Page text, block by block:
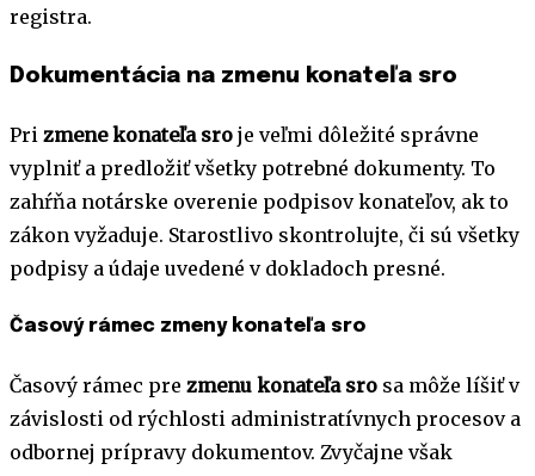
registra.
Dokumentácia na zmenu konateľa sro
Pri zmene konateľa sro je veľmi dôležité správne
vyplniť a predložiť všetky potrebné dokumenty. To
zahŕňa notárske overenie podpisov konateľov, ak to
zákon vyžaduje. Starostlivo skontrolujte, či sú všetky
podpisy a údaje uvedené v dokladoch presné.
Časový rámec zmeny konateľa sro
Časový rámec pre zmenu konateľa sro sa môže líšiť v
závislosti od rýchlosti administratívnych procesov a
odbornej prípravy dokumentov. Zvyčajne však